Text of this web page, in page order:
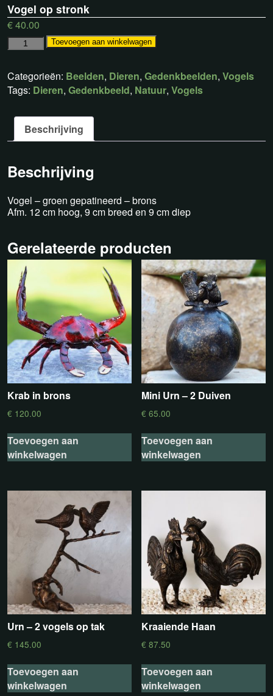
Vogel op stronk
€40.00
Toevoegen aan winkelwagen
Categorieën: Beelden, Dieren, Gedenkbeelden, Vogels
Tags: Dieren, Gedenkbeeld, Natuur, Vogels
Beschrijving
Beschrijving
Vogel – groen gepatineerd – brons
Afm. 12 cm hoog, 9 cm breed en 9 cm diep
Gerelateerde producten
Krab in brons
€ 120.00
Toevoegen aan
winkelwagen
Mini Urn – 2 Duiven
€ 65.00
Toevoegen aan
winkelwagen
Urn – 2 vogels op tak
€ 145.00
Toevoegen aan
winkelwagen
Kraaiende Haan
€ 87.50
Toevoegen aan
winkelwagen